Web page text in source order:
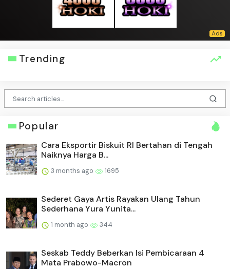
Trending
Popular
Cara Eksportir Biskuit RI Bertahan di Tengah
Naiknya Harga B...
3 months ago 1695
Sederet Gaya Artis Rayakan Ulang Tahun
Sederhana Yura Yunita...
1 month ago 344
Seskab Teddy Beberkan Isi Pembicaraan 4
Mata Prabowo-Macron